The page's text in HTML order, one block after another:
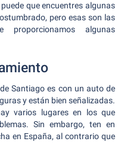
que encuentres algunas
pero esas son las
algunas
Santiago es con un auto de
y están bien señalizadas.
varios lugares en los que
Sin embargo, ten en
en España, al contrario que